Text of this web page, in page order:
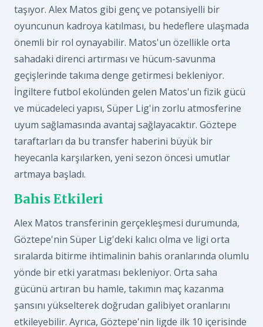
taşıyor. Alex Matos gibi genç ve potansiyelli bir
oyuncunun kadroya katılması, bu hedeflere ulaşmada
önemli bir rol oynayabilir. Matos'un özellikle orta
sahadaki direnci artırması ve hücum-savunma
geçişlerinde takıma denge getirmesi bekleniyor.
İngiltere futbol ekolünden gelen Matos'un fizik gücü
ve mücadeleci yapısı, Süper Lig'in zorlu atmosferine
uyum sağlamasında avantaj sağlayacaktır. Göztepe
taraftarları da bu transfer haberini büyük bir
heyecanla karşılarken, yeni sezon öncesi umutlar
artmaya başladı.
Bahis Etkileri
Alex Matos transferinin gerçekleşmesi durumunda,
Göztepe'nin Süper Lig'deki kalıcı olma ve ligi orta
sıralarda bitirme ihtimalinin bahis oranlarında olumlu
yönde bir etki yaratması bekleniyor. Orta saha
gücünü artıran bu hamle, takımın maç kazanma
şansını yükselterek doğrudan galibiyet oranlarını
etkileyebilir. Ayrıca, Göztepe'nin ligde ilk 10 içerisinde